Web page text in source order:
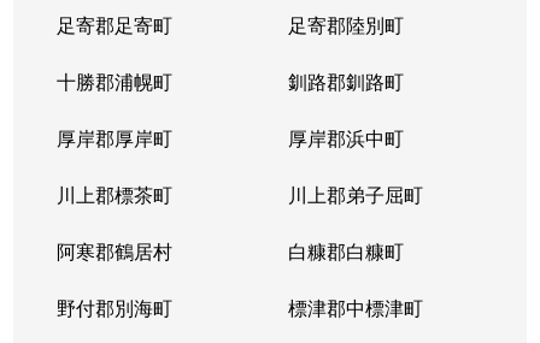
足寄郡足寄町 足寄郡陸別町
十勝郡浦幌町 釧路郡釧路町
厚岸郡厚岸町 厚岸郡浜中町
川上郡標茶町 川上郡弟子屈町
阿寒郡鶴居村 白糠郡白糠町
野付郡別海町 標津郡中標津町